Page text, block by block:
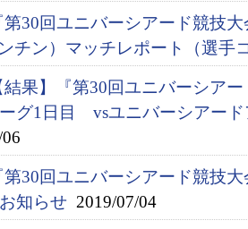
第30回ユニバーシアード競技
ンチン）マッチレポート（選手
結果】『第30回ユニバーシア
グ1日目 vsユニバーシアー
第30回ユニバーシアード競技
知らせ 2019/07/04